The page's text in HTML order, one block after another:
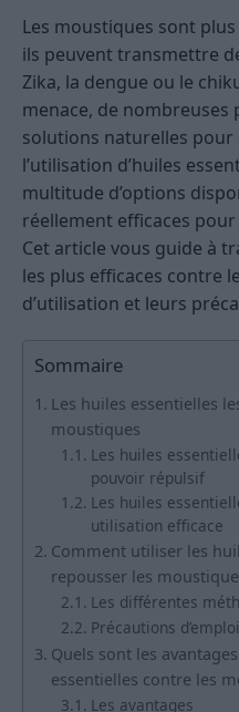
Les moustiques sont
ils peuvent transmettre
Zika, la dengue ou le
menace, de nombreuses
solutions naturelles
l’utilisation d’huiles
multitude d’options
réellement efficaces
Cet article vous guide à
les plus efficaces contre
d’utilisation et leurs
Sommaire
Les huiles essentielles
moustiques
Les huiles
pouvoir répulsif
Les huiles
utilisation efficace
Comment utiliser les
repousser les
Les différentes
Précautions d’emploi
Quels sont les
essentielles contre les
Les avantages